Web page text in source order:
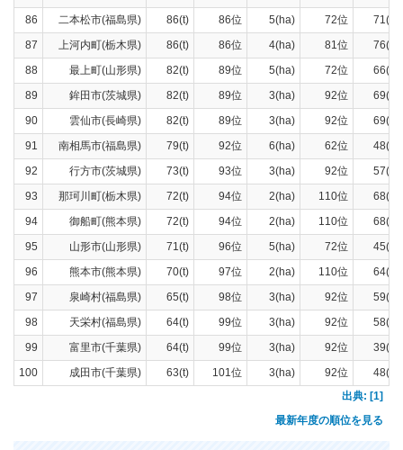
86
二本松市(福島県) 86(t) 86位 5(ha) 72位
71(t)
87
上河内町(栃木県) 86(t) 86位 4(ha) 81位
76(t)
88
最上町(山形県) 82(t) 89位 5(ha) 72位
66(t)
89
鉾田市(茨城県) 82(t) 89位 3(ha) 92位
69(t)
90
雲仙市(長崎県) 82(t) 89位 3(ha) 92位
69(t)
91
南相馬市(福島県) 79(t) 92位 6(ha) 62位
48(t)
92
行方市(茨城県) 73(t) 93位 3(ha) 92位
57(t)
93
那珂川町(栃木県) 72(t) 94位 2(ha) 110位
68(t)
94
御船町(熊本県) 72(t) 94位 2(ha) 110位
68(t)
95
山形市(山形県) 71(t) 96位 5(ha) 72位
45(t)
96
熊本市(熊本県) 70(t) 97位 2(ha) 110位
64(t)
97
泉崎村(福島県) 65(t) 98位 3(ha) 92位
59(t)
98
天栄村(福島県) 64(t) 99位 3(ha) 92位
58(t)
99
富里市(千葉県) 64(t) 99位 3(ha) 92位
39(t)
100
成田市(千葉県) 63(t) 101位 3(ha) 92位
48(t)
出典: [1]
最新年度の順位を見る